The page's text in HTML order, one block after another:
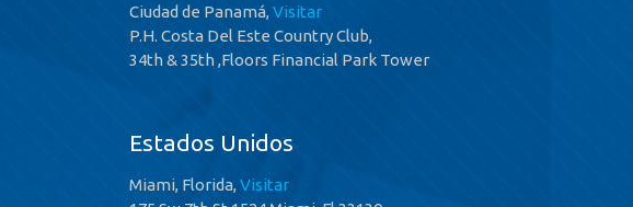
Ciudad de Panamá,Visitar
P.H. Costa Del Este Country Club,
34th & 35th ,Floors Financial Park Tower
Estados Unidos
Miami, Florida,Visitar